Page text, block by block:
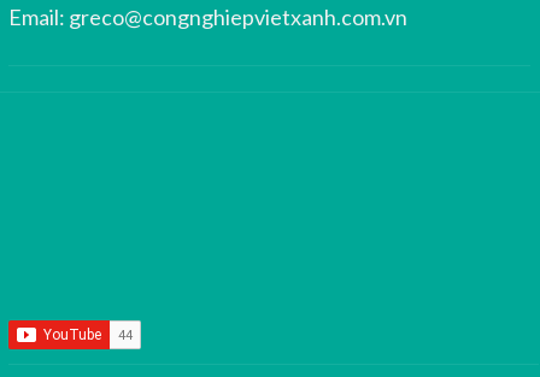
Email: greco@congnghiepvietxanh.com.vn